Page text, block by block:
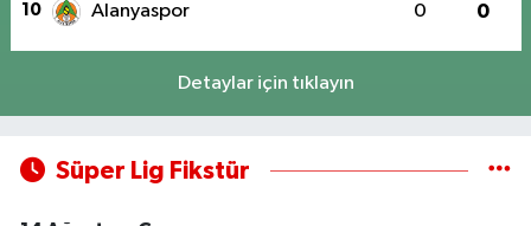
10 Alanyaspor 0 0
Detaylar için tıklayın
Süper Lig Fikstür